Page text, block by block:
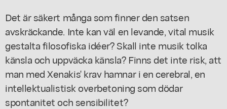
Det är säkert många som finner den satsen
avskräckande. Inte kan väl en levande, vital musik
gestalta filosofiska idéer? Skall inte musik tolka
känsla och uppväcka känsla? Finns det inte risk, att
man med Xenakis' krav hamnar i en cerebral, en
intellektualistisk overbetoning som dödar
spontanitet och sensibilitet?